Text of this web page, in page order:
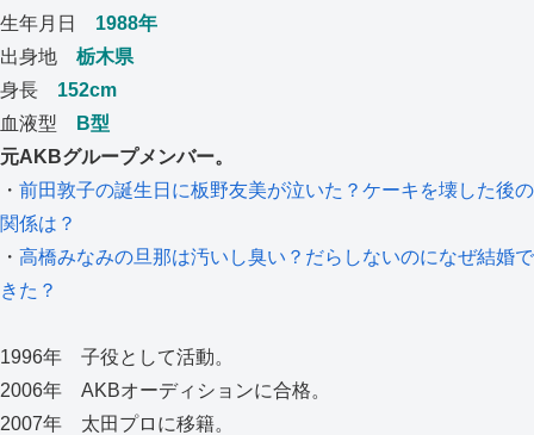
生年月日 1988年
出身地 栃木県
身長 152cm
血液型
B型
元AKBグループメンバー。
・ 前田敦子の誕生日に板野友美が泣いた？ケーキを壊した後の
関係は？
・ 高橋みなみの旦那は汚いし臭い？だらしないのになぜ結婚で
きた？
1996年 子役として活動。
2006年 AKBオーディションに合格。
2007年 太田プロに移籍。